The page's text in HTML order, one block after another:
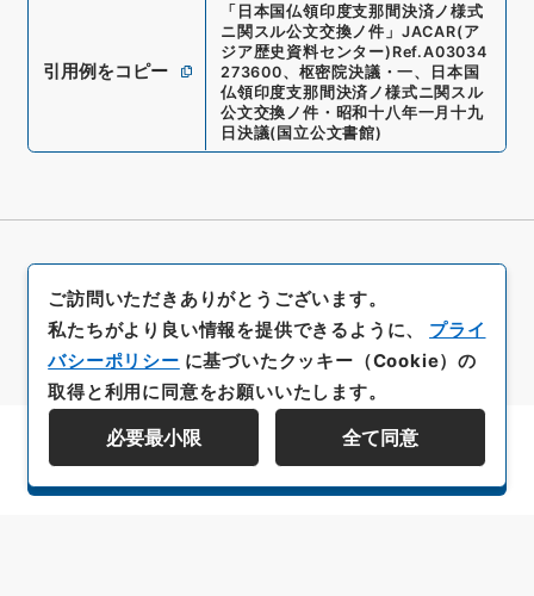
引用例をコピー
「 日本国仏領印度支那間決済ノ様式
ニ関スル公文交換ノ件 」 JACAR(ア
ジア歴史資料センター) Ref.A03034
273600、 枢密院決議・一、日本国
仏領印度支那間決済ノ様式ニ関スル
公文交換ノ件・昭和十八年一月十九
日決議(国立公文書館)
資料群階層を表示する
ご訪問いただきありがとうございます。
私たちがより良い情報を提供できるように、 プライ
バシーポリシー に基づいたクッキー（Cookie）の
取得と利用に同意をお願いいたします。
必要最小限 全て同意